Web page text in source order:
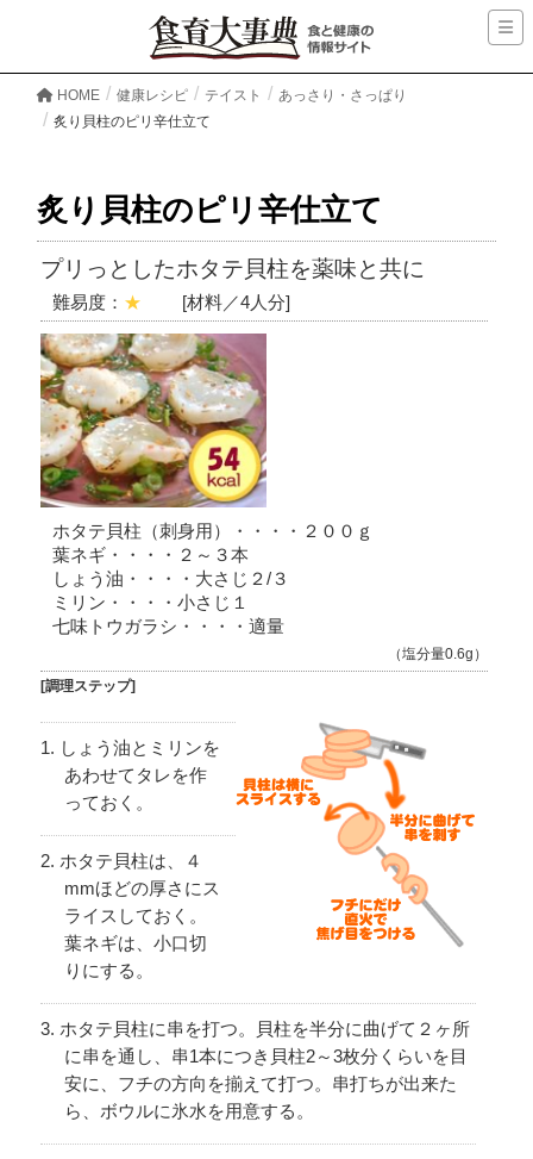
HOME 健康レシピ テイスト
あっさり・さっぱり
炙り貝柱のピリ辛仕立て
炙り貝柱のピリ辛仕立て
プリっとしたホタテ貝柱を薬味と共に
難易度： ★ [材料／4人分]
ホタテ貝柱（刺身用）・・・・２００ｇ
葉ネギ・・・・２～３本
しょう油・・・・大さじ２/３
ミリン・・・・小さじ１
七味トウガラシ・・・・適量
（塩分量0.6g）
[調理ステップ]
しょう油とミリンを
あわせてタレを作
っておく。
ホタテ貝柱は、４
mmほどの厚さにス
ライスしておく。
葉ネギは、小口切
りにする。
ホタテ貝柱に串を打つ。貝柱を半分に曲げて２ヶ所
に串を通し、串1本につき貝柱2～3枚分くらいを目
安に、フチの方向を揃えて打つ。串打ちが出来た
ら、ボウルに氷水を用意する。